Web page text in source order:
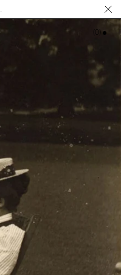
0)